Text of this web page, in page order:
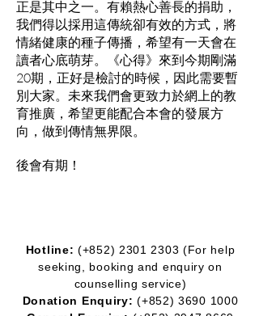
正是其中之一。有賴熱心善長的捐助，
我們得以採用這傳統卻有效的方式，將
情緒健康的種子傳播，希望有一天會在
讀者心底萌芽。《心得》來到今期剛滿
20期，正好是檢討的時候，因此需要暫
別大家。未來我們會更致力於網上的教
育推廣，希望更能配合本會的發展方
向，做到傳情無界限。
後會有期！
Hotline: (+852) 2301 2303 (For help
seeking, booking and enquiry on
counselling service)
Donation Enquiry: (+852)3690 1000